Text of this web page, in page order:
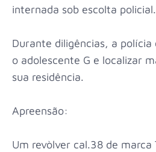
internada sob escolta policial.
Durante diligências, a polícia
o adolescente G e localizar
sua residência.
Apreensão:
Um revòlver cal.38 de marca